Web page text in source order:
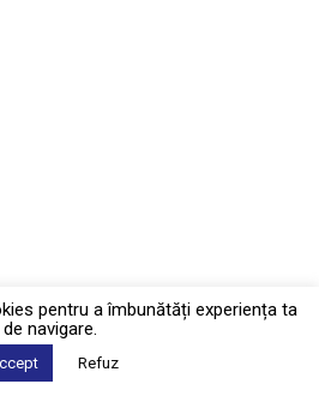
pentru a îmbunătăți experiența ta
de navigare.
Refuz